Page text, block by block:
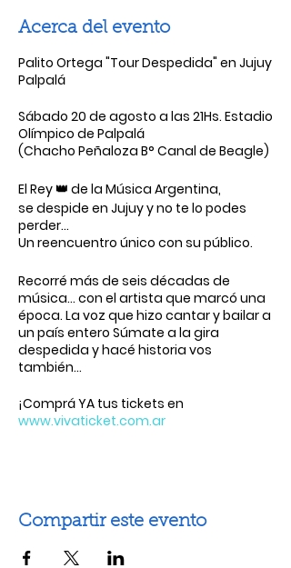
Acerca del evento
Palito Ortega "Tour Despedida" en Jujuy
Palpalá
Sábado 20 de agosto a las 21Hs. Estadio
Olímpico de Palpalá
(Chacho Peñaloza B° Canal de Beagle)
El Rey 👑 de la Música Argentina,
se despide en Jujuy y no te lo podes
perder…
Un reencuentro único con su público.
Recorré más de seis décadas de
música… con el artista que marcó una
época. La voz que hizo cantar y bailar a
un país entero Súmate a la gira
despedida y hacé historia vos
también…
¡Comprá YA tus tickets en
www.vivaticket.com.ar
Compartir este evento